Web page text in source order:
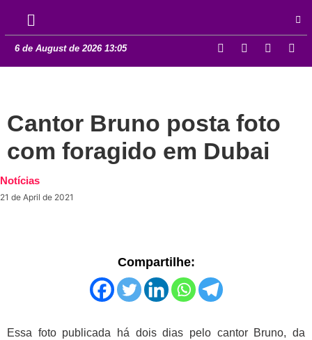
6 de August de 2026 13:05
Cantor Bruno posta foto
com foragido em Dubai
Notícias
21 de April de 2021
Compartilhe:
Essa foto publicada há dois dias pelo cantor Bruno, da